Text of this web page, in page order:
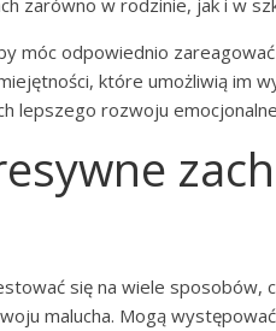
zarówno w rodzinie, jak i w
móc odpowiednio
które umożliwią im
lepszego rozwoju
się na wiele sposobów,
malucha. Mogą